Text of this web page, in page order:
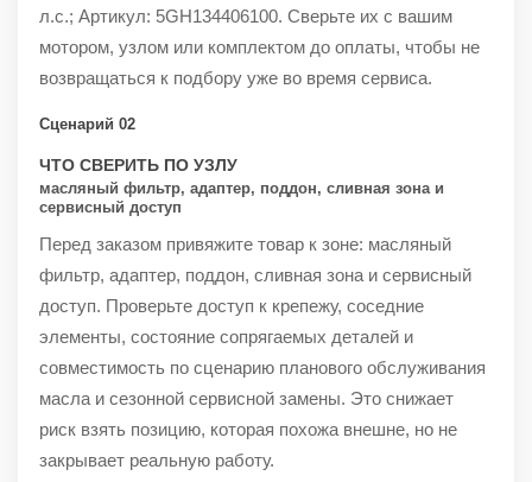
л.с.; Артикул: 5GH134406100. Сверьте их с вашим
мотором, узлом или комплектом до оплаты, чтобы не
возвращаться к подбору уже во время сервиса.
Сценарий 02
ЧТО СВЕРИТЬ ПО УЗЛУ
масляный фильтр, адаптер, поддон, сливная зона и
сервисный доступ
Перед заказом привяжите товар к зоне: масляный
фильтр, адаптер, поддон, сливная зона и сервисный
доступ. Проверьте доступ к крепежу, соседние
элементы, состояние сопрягаемых деталей и
совместимость по сценарию планового обслуживания
масла и сезонной сервисной замены. Это снижает
риск взять позицию, которая похожа внешне, но не
закрывает реальную работу.